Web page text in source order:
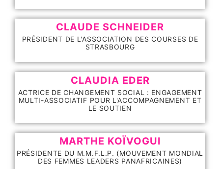
CLAUDE SCHNEIDER
PRÉSIDENT DE L'ASSOCIATION DES COURSES DE
STRASBOURG
CLAUDIA EDER
ACTRICE DE CHANGEMENT SOCIAL : ENGAGEMENT
MULTI-ASSOCIATIF POUR L'ACCOMPAGNEMENT ET
LE SOUTIEN
MARTHE KOÏVOGUI
PRÉSIDENTE DU M.M.F.L.P. (MOUVEMENT MONDIAL
DES FEMMES LEADERS PANAFRICAINES)